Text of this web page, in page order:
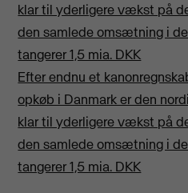
klar til yderligere vækst på
den samlede omsætning i
tangerer 1,5 mia. DKK
Efter endnu et
opkøb i Danmark er den
klar til yderligere vækst på
den samlede omsætning i
tangerer 1,5 mia. DKK